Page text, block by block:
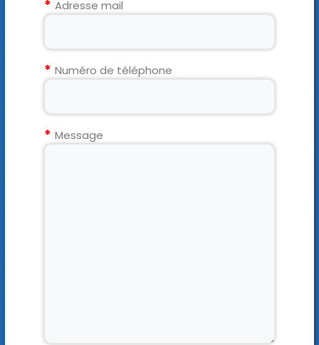
Adresse mail
Numéro de téléphone
Message